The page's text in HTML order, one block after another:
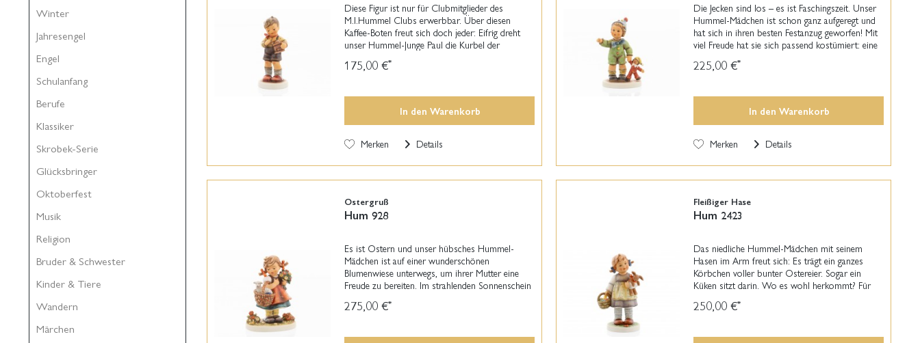
Winter
Jahresengel
Engel
Schulanfang
Berufe
Klassiker
Skrobek-Serie
Glücksbringer
Oktoberfest
Musik
Religion
Bruder & Schwester
Kinder & Tiere
Wandern
Märchen
Diese Figur ist nur für Clubmitglieder des
M.I.Hummel Clubs erwerbbar. Über diesen
Kaffee-Boten freut sich doch jeder: Eifrig dreht
unser Hummel-Junge Paul die Kurbel der
Kaffeemühle, wie sie früher in fast jedem
Haushalt zu finden war....
175,00 €*
In den Warenkorb
Merken Details
Die Jecken sind los – es ist Faschingszeit. Unser
Hummel-Mädchen ist schon ganz aufgeregt und
hat sich in ihren besten Festanzug geworfen! Mit
viel Freude hat sie sich passend kostümiert: eine
große Schleife am Kragen, bunte Knöpfe auf...
225,00 €*
In den Warenkorb
Merken Details
Ostergruß
Hum 928
Es ist Ostern und unser hübsches Hummel-
Mädchen ist auf einer wunderschönen
Blumenwiese unterwegs, um ihrer Mutter eine
Freude zu bereiten. Im strahlenden Sonnenschein
Korb mit ihrem...
275,00 €*
Fleißiger Hase
Hum 2423
Das niedliche Hummel-Mädchen mit seinem
Hasen im Arm freut sich: Es trägt ein ganzes
Körbchen voller bunter Ostereier. Sogar ein
Küken sitzt darin. Wo es wohl herkommt? Für
schönsten Zeiten im...
250,00 €*